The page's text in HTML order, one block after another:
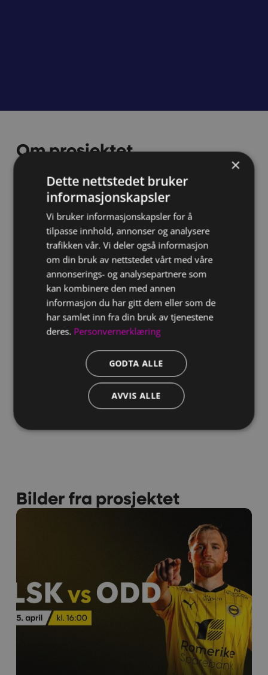
Om prosjektet
Utfordringen
For klubben var det viktig å tydeliggjøre
verdier, kultur og identitet for å skape et
godt grunnlag for videre strategi og
markedsføring.
Løsningen
Vi i Creative har samarbeidet tett med LSK
som kommunikasjonsbyrå og sponsor.
Sammen har vi hatt prosesser for å
tydeliggjøre klubbens verdier, kultur og
Gjennom å oppsummere 100 år med LSK-
historie og kultur bidro vi til å definere
klubbens kjerneverdi: GI ALT.
Bilder fra prosjektet
×
Dette nettstedet bruker
informasjonskapsler
Vi bruker informasjonskapsler for å
tilpasse innhold, annonser og analysere
trafikken vår. Vi deler også informasjon
om din bruk av nettstedet vårt med våre
annonserings- og analysepartnere som
kan kombinere den med annen
informasjon du har gitt dem eller som de
har samlet inn fra din bruk av tjenestene
deres. Personvernerklæring
GODTA ALLE
AVVIS ALLE